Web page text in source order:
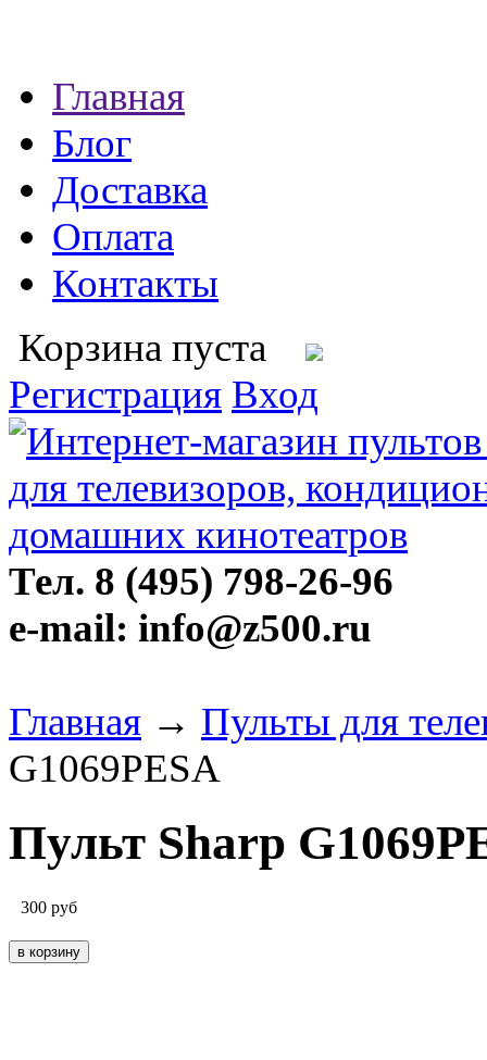
Главная
Блог
Доставка
Оплата
Контакты
Корзина пуста
Регистрация Вход
Тел. 8 (495) 798-26-96
e-mail: info@z500.ru
Главная → Пульты для
G1069PESA
Пульт Sharp
300 руб